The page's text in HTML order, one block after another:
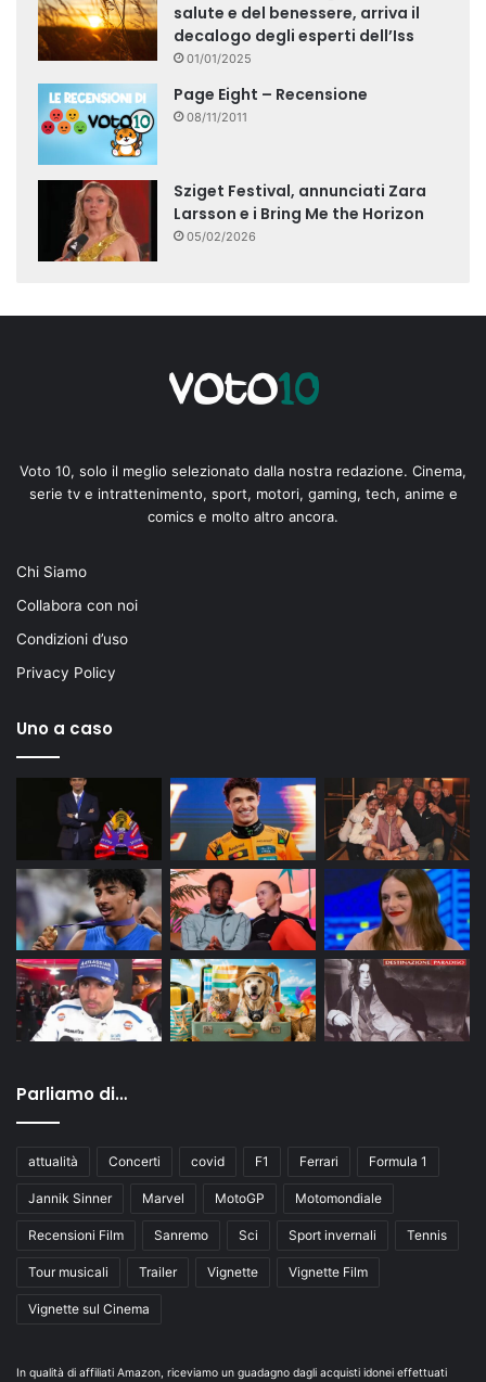
salute e del benessere, arriva il
decalogo degli esperti dell’Iss
01/01/2025
Page Eight – Recensione
08/11/2011
Sziget Festival, annunciati Zara
Larsson e i Bring Me the Horizon
05/02/2026
Voto 10, solo il meglio selezionato dalla nostra redazione. Cinema,
serie tv e intrattenimento, sport, motori, gaming, tech, anime e
comics e molto altro ancora.
Chi Siamo
Collabora con noi
Condizioni d’uso
Privacy Policy
Uno a caso
Parliamo di…
attualità Concerti covid F1 Ferrari Formula 1
Jannik Sinner Marvel MotoGP Motomondiale
Recensioni Film Sanremo Sci Sport invernali Tennis
Tour musicali Trailer Vignette Vignette Film
Vignette sul Cinema
In qualità di affiliati Amazon, riceviamo un guadagno dagli acquisti idonei effettuati